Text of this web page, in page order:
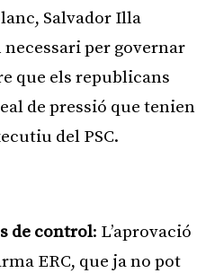
Salvador Illa
necessari per governar
que els republicans
de pressió que tenien
del PSC.
de control: L’aprovació
ERC, que ja no pot